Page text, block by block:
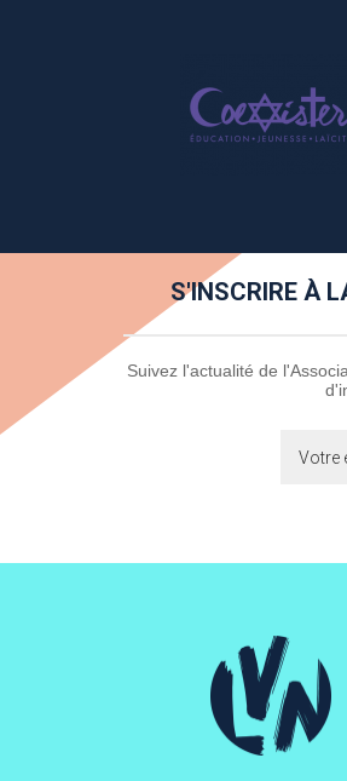
S'INSCRIRE À
Newsletter Suivez l'actualité de